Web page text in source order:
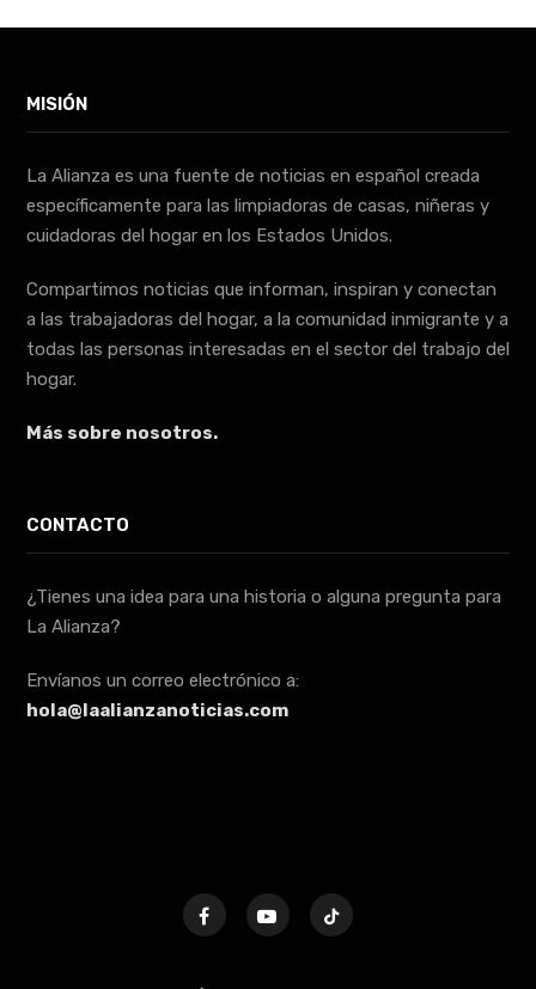
MISIÓN
La Alianza es una fuente de noticias en español creada
específicamente para las limpiadoras de casas, niñeras y
cuidadoras del hogar en los Estados Unidos.
Compartimos noticias que informan, inspiran y conectan
a las trabajadoras del hogar, a la comunidad inmigrante y a
todas las personas interesadas en el sector del trabajo del
hogar.
Más sobre nosotros.
CONTACTO
¿Tienes una idea para una historia o alguna pregunta para
La Alianza?
Envíanos un correo electrónico a:
hola@laalianzanoticias.com